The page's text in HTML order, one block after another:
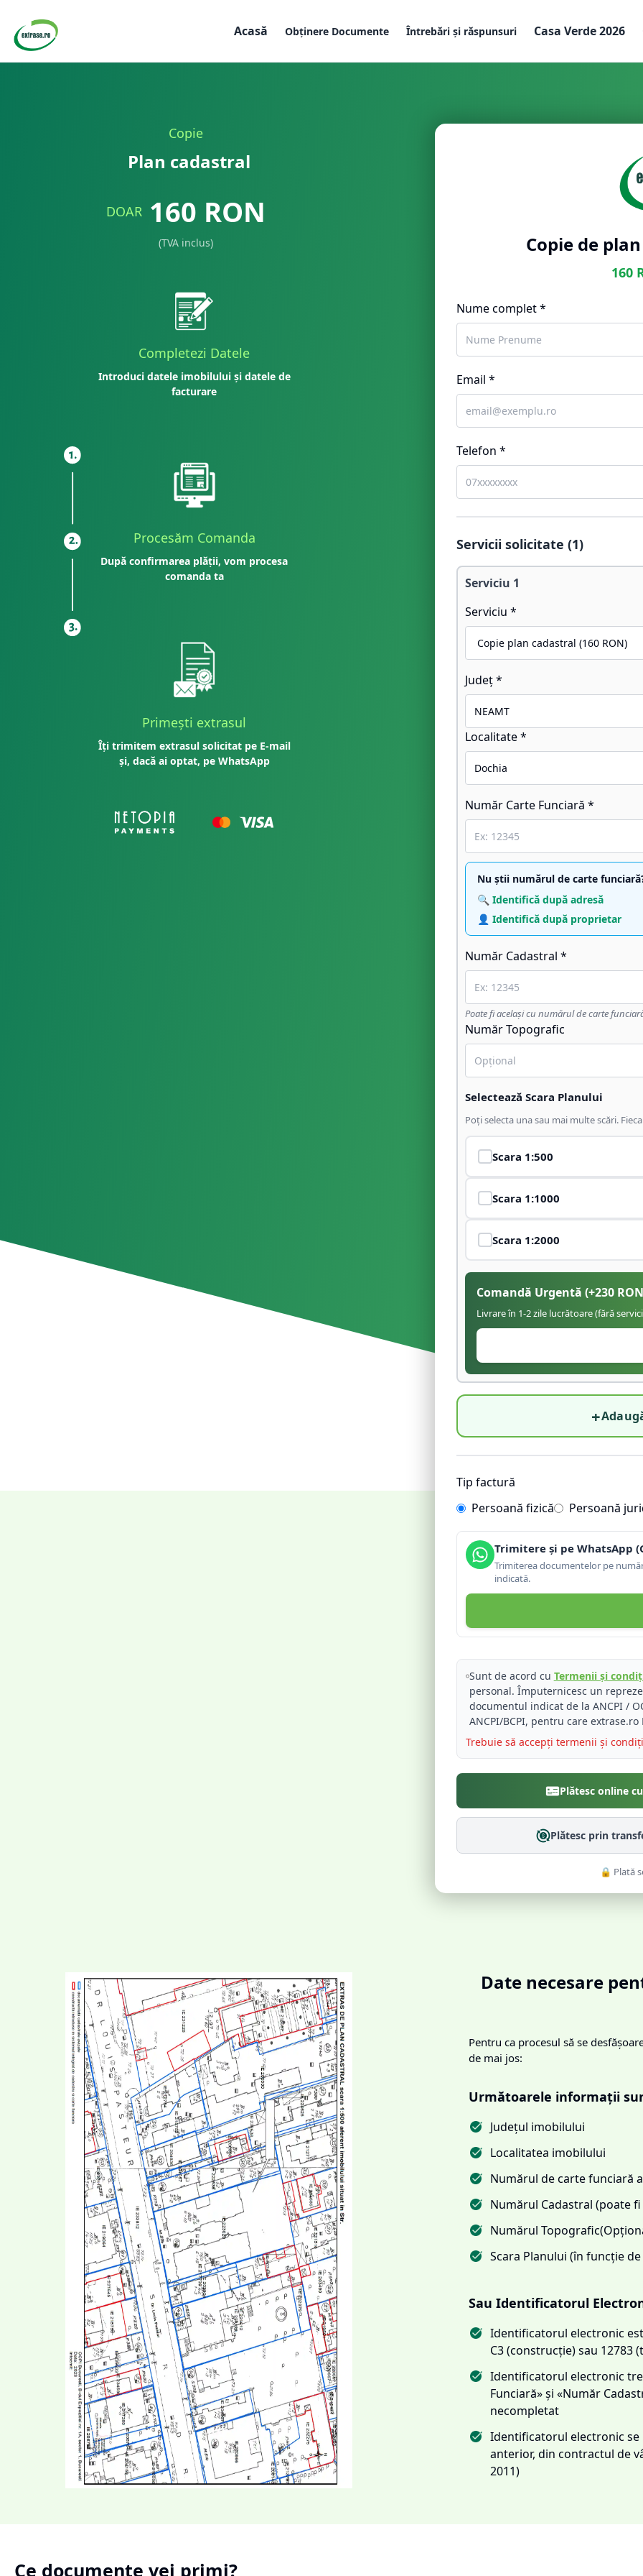
Acasă Obținere Documente Întrebări și răspunsuri Casa Verde 2026
Copie
Plan cadastral
DOAR 160 RON
(TVA inclus)
Completezi Datele
Introduci datele imobilului și datele de
facturare
Procesăm Comanda
După confirmarea plății, vom procesa
comanda ta
Primești extrasul
Îți trimitem extrasul solicitat pe E-mail
și, dacă ai optat, pe WhatsApp
Copie de
160
Nume complet *
Email *
Telefon *
Servicii solicitate (1)
Serviciu 1
Serviciu *
Județ *
Localitate *
Număr Carte Funciară *
Nu știi numărul de carte
🔍 Identifică după adresă
👤 Identifică după proprietar
Număr Cadastral *
Poate fi același cu numărul de carte
Număr Topografic
Selectează Scara Planului
Poți selecta una sau mai multe scări.
Scara 1:500
Scara 1:1000
Scara 1:2000
Comandă Urgentă (+230
Livrare în 1-2 zile lucrătoare (fără
+
Tip factură
Persoană fizică
Persoană
Trimitere și pe WhatsApp
Trimiterea documentelor pe
indicată.
Sunt de acord cu Termenii și
personal. Împuternicesc un
documentul indicat de la ANCPI /
ANCPI/BCPI, pentru care
Trebuie să accepți termenii și
Plătesc online
Plătesc prin
🔒 Plată
Date necesare
Pentru ca procesul să se
de mai jos:
Următoarele informații
Județul imobilului
Localitatea imobilului
Numărul de carte funciară
Numărul Cadastral (poate
Numărul
Scara Planului (în funcție
Sau Identificatorul
Identificatorul electronic
C3 (construcție) sau 12783
Identificatorul electronic
Funciară» și «Număr
necompletat
Identificatorul electronic
anterior, din contractul de
2011)
Ce documente vei primi?